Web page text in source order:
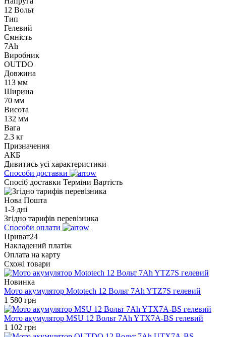
12 Вольт
Тип
Гелевий
Ємність
7Ah
Виробник
OUTDO
Довжина
113 мм
Ширина
70 мм
Висота
132 мм
Вага
2.3 кг
Призначення
АКБ
Дивитись усі характеристики
Способи доставки
Спосіб доставки Терміни Вартість
Нова Пошта
1-3 дні
Згідно тарифів перевізника
Способи оплати
Приват24
Накладений платіж
Оплата на карту
Схожі товари
Новинка
Мото акумулятор Mototech 12 Вольт 7Ah YTZ7S гелевий
1 580 грн
Мото акумулятор MSU 12 Вольт 7Ah YTX7A-BS гелевий
1 102 грн